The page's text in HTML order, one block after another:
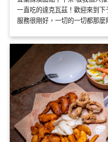
一直吃的達克瓦茲！歡迎來到下
服務很剛好，一切的一切都那麼